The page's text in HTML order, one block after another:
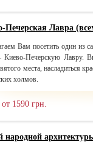
Печерская Лавра
Вам посетить один из
Киево-Печерскую Лавру.
места, насладиться
холмов.
1590 грн.
народной